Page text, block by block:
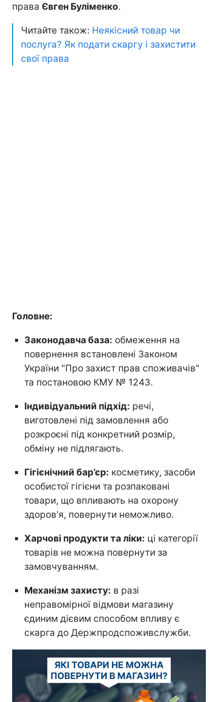
права Євген Буліменко.
Читайте також: Неякісний товар чи
послуга? Як подати скаргу і захистити
свої права
Головне:
Законодавча база: обмеження на
повернення встановлені Законом
України "Про захист прав споживачів"
та постановою КМУ № 1243.
Індивідуальний підхід: речі,
виготовлені під замовлення або
розкроєні під конкретний розмір,
обміну не підлягають.
Гігієнічний бар’єр: косметику, засоби
особистої гігієни та розпаковані
товари, що впливають на охорону
здоров'я, повернути неможливо.
Харчові продукти та ліки: ці категорії
товарів не можна повернути за
замовчуванням.
Механізм захисту: в разі
неправомірної відмови магазину
єдиним дієвим способом впливу є
скарга до Держпродспоживслужби.